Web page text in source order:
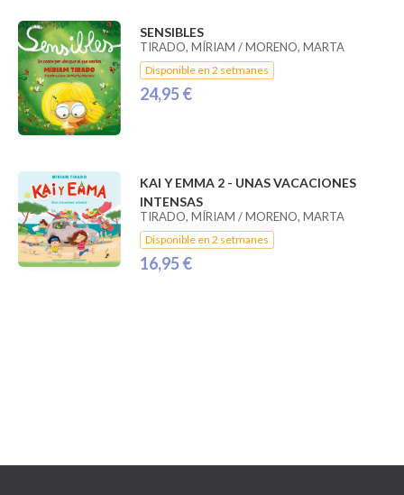
SENSIBLES
TIRADO, MÍRIAM / MORENO, MARTA
Disponible en 2 setmanes
24,95 €
KAI Y EMMA 2 - UNAS VACACIONES
INTENSAS
TIRADO, MÍRIAM / MORENO, MARTA
Disponible en 2 setmanes
16,95 €